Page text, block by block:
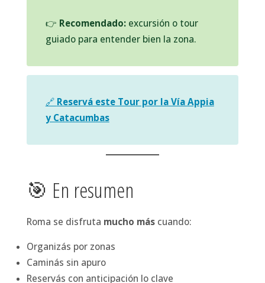
👉 Recomendado:excursión o tour
guiado para entender bien la zona.
🔗 Reservá este Tour por la Vía Appia
y Catacumbas
🎯 En resumen
Roma se disfruta mucho máscuando:
Organizás por zonas
Caminás sin apuro
Reservás con anticipación lo clave